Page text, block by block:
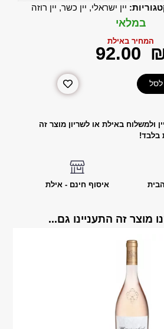
יין ישראלי, יין כשר, יין רוזה
במלאי
המחיר באילת
‎92.00
ולמשלוח באילת או לשריון מוצר זה
בלבד!
איסוף חינם - אילת
מוצר זה התעניינו גם...